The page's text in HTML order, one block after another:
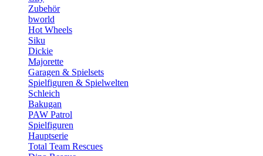
Zubehör
bworld
Hot Wheels
Siku
Dickie
Majorette
Garagen & Spielsets
Spielfiguren & Spielwelten
Schleich
Bakugan
PAW Patrol
Spielfiguren
Hauptserie
Total Team Rescues